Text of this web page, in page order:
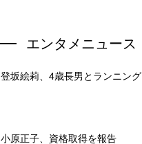
エンタメニュース
登坂絵莉、4歳長男とランニング
小原正子、資格取得を報告